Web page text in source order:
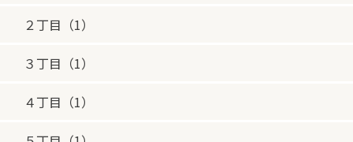
２丁目（1）
３丁目（1）
４丁目（1）